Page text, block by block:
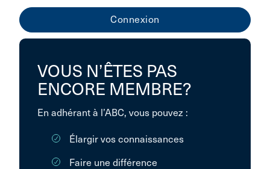
VOUS N’ÊTES PAS
ENCORE MEMBRE?
En adhérant à l’ABC, vous pouvez :
Élargir vos connaissances
Faire une différence